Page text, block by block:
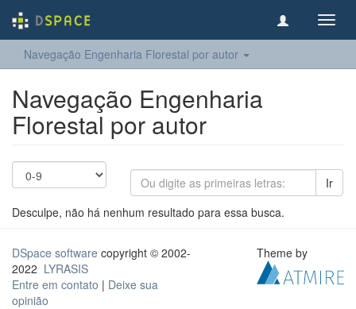
Navegação Engenharia Florestal por autor
Navegação Engenharia
Florestal por autor
Ir
Desculpe, não há nenhum resultado para essa busca.
DSpace software copyright © 2002-
2022 LYRASIS
Entre em contato | Deixe sua
opinião
Theme by